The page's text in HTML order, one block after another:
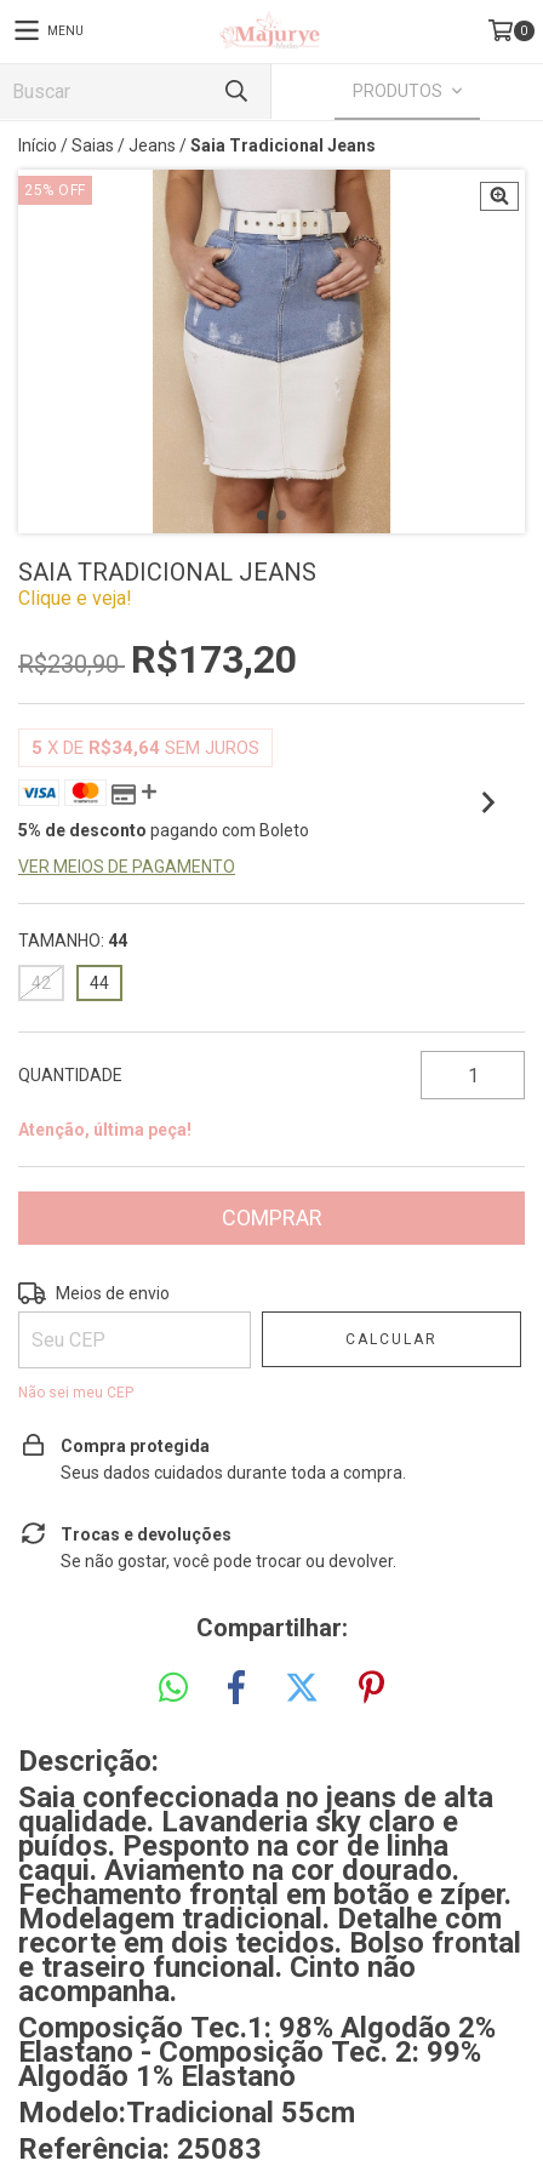
MENU 0
PRODUTOS
Início /Saias /Jeans /Saia Tradicional Jeans
25% OFF
SAIA TRADICIONAL JEANS
Clique e veja!
R$230,90 R$173,20
5 X DE R$34,64 SEM JUROS
5% de desconto pagando com Boleto
VER MEIOS DE PAGAMENTO
TAMANHO: 44
42 44
QUANTIDADE
Atenção, última peça!
Entregas para o CEP:
Meios de envio
CALCULAR
Não sei meu CEP
Compra protegida
Seus dados cuidados durante toda a compra.
Trocas e devoluções
Se não gostar, você pode trocar ou devolver.
Compartilhar:
Descrição:
Saia confeccionada no jeans de alta
qualidade. Lavanderia sky claro e
puídos. Pesponto na cor de linha
caqui. Aviamento na cor dourado.
Fechamento frontal em botão e zíper.
Modelagem tradicional. Detalhe com
recorte em dois tecidos. Bolso frontal
e traseiro funcional. Cinto não
acompanha.
Composição Tec.1: 98% Algodão 2%
Elastano - Composição Tec. 2: 99%
Algodão 1% Elastano
Modelo:Tradicional 55cm
Referência: 25083